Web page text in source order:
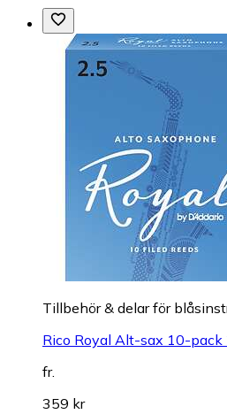
Tillbehör & delar för
Rico Royal Alt-sax 10-pack
fr.
359 kr